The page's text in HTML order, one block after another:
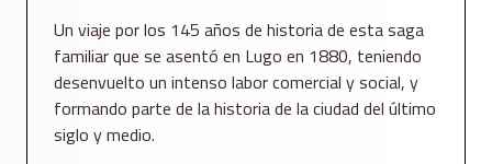
Un viaje por los 145 años de historia de esta saga
familiar que se asentó en Lugo en 1880, teniendo
desenvuelto un intenso labor comercial y social, y
formando parte de la historia de la ciudad del último
siglo y medio.